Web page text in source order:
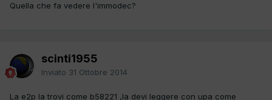
Quella che fa vedere l'immodec?
scinti1955
Inviato 31 Ottobre 2014
La e2p la trovi come b58221 ,la devi leggere con upa come